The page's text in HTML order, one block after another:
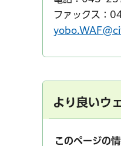
ファックス：
より良いウ
このページの